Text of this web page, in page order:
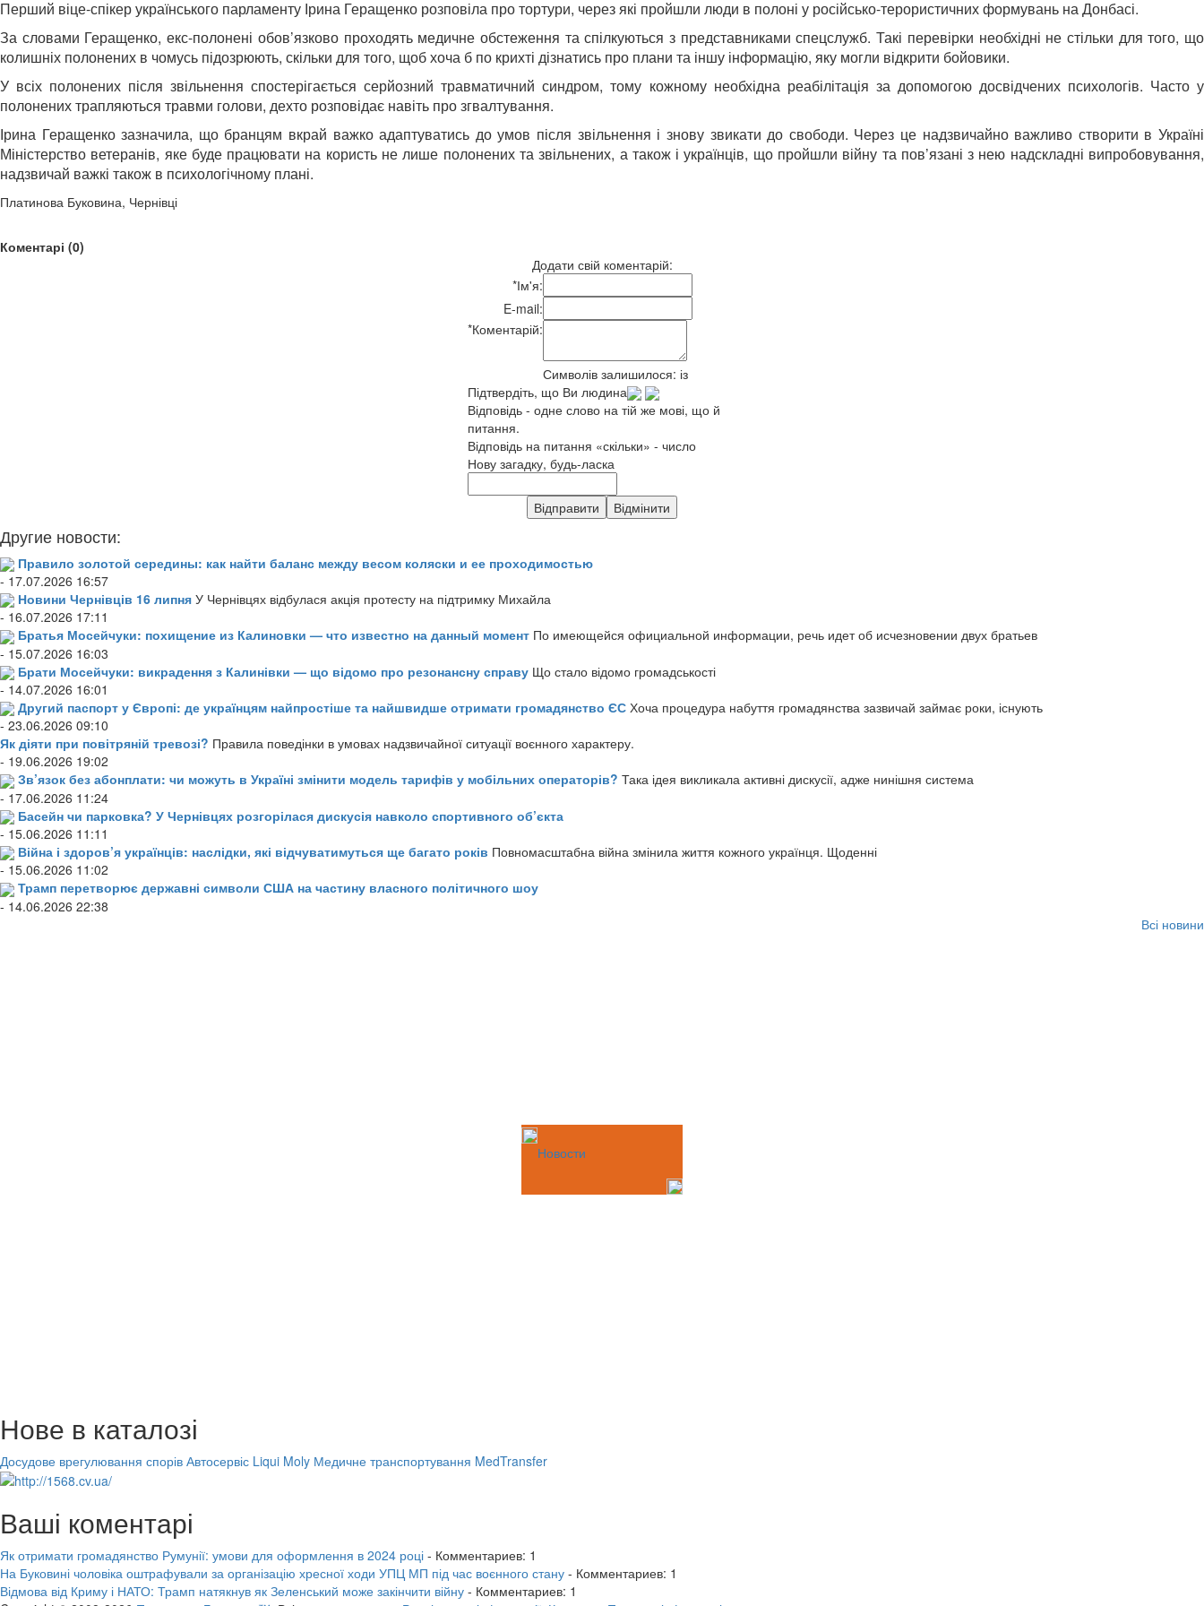
Перший віце-спікер українського парламенту Ірина Геращенко розповіла про тортури, через які пройшли люди в полоні у російсько-терористичних формувань на Донбасі.
За словами Геращенко, екс-полонені обов’язково проходять медичне обстеження та спілкуються з представниками спецслужб. Такі перевірки необхідні не стільки для того, що
колишніх полонених в чомусь підозрюють, скільки для того, щоб хоча б по крихті дізнатись про плани та іншу інформацію, яку могли відкрити бойовики.
У всіх полонених після звільнення спостерігається серйозний травматичний синдром, тому кожному необхідна реабілітація за допомогою досвідчених психологів. Часто у
полонених трапляються травми голови, дехто розповідає навіть про згвалтування.
Ірина Геращенко зазначила, що бранцям вкрай важко адаптуватись до умов після звільнення і знову звикати до свободи. Через це надзвичайно важливо створити в Україні
Міністерство ветеранів, яке буде працювати на користь не лише полонених та звільнених, а також і українців, що пройшли війну та пов’язані з нею надскладні випробовування,
надзвичай важкі також в психологічному плані.
Платинова Буковина, Чернівці
Коментарі (0)
Додати свій коментарій:
*Ім'я:
E-mail:
*Коментарій:
Символів залишилося: із
Підтвердіть, що Ви людина
Відповідь - одне слово на тій же мові, що й
питання.
Відповідь на питання «скільки» - число
Нову загадку, будь-ласка
Другие новости:
Правило золотой середины: как найти баланс между весом коляски и ее проходимостью
- 17.07.2026 16:57
Новини Чернівців 16 липня У Чернівцях відбулася акція протесту на підтримку Михайла
- 16.07.2026 17:11
Братья Мосейчуки: похищение из Калиновки — что известно на данный момент По имеющейся официальной информации, речь идет об исчезновении двух братьев
- 15.07.2026 16:03
Брати Мосейчуки: викрадення з Калинівки — що відомо про резонансну справу Що стало відомо громадськості
- 14.07.2026 16:01
Другий паспорт у Європі: де українцям найпростіше та найшвидше отримати громадянство ЄС Хоча процедура набуття громадянства зазвичай займає роки, існують
- 23.06.2026 09:10
Як діяти при повітряній тревозі? Правила поведінки в умовах надзвичайної ситуації воєнного характеру.
- 19.06.2026 19:02
Зв’язок без абонплати: чи можуть в Україні змінити модель тарифів у мобільних операторів? Така ідея викликала активні дискусії, адже нинішня система
- 17.06.2026 11:24
Басейн чи парковка? У Чернівцях розгорілася дискусія навколо спортивного об’єкта
- 15.06.2026 11:11
Війна і здоров’я українців: наслідки, які відчуватимуться ще багато років Повномасштабна війна змінила життя кожного українця. Щоденні
- 15.06.2026 11:02
Трамп перетворює державні символи США на частину власного політичного шоу
- 14.06.2026 22:38
Всі новини
Новости
Нове в каталозі
Досудове врегулювання спорів Автосервіс Liqui Moly Медичне транспортування MedTransfer
Ваші коментарі
Як отримати громадянство Румунії: умови для оформлення в 2024 році - Комментариев: 1
На Буковині чоловіка оштрафували за організацію хресної ходи УПЦ МП під час воєнного стану - Комментариев: 1
Відмова від Криму і НАТО: Трамп натякнув як Зеленський може закінчити війну - Комментариев: 1